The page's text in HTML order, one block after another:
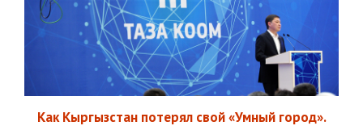
Как Кыргызстан потерял свой «Умный город».